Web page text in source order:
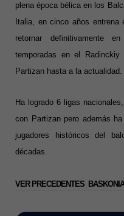
plena época bélica en los
Italia, en cinco años
retornar definitivamente
temporadas en el
Partizan hasta a la actualidad.
Ha logrado 6 ligas
con Partizan pero además
jugadores históricos del
décadas.
VER PRECEDENTES